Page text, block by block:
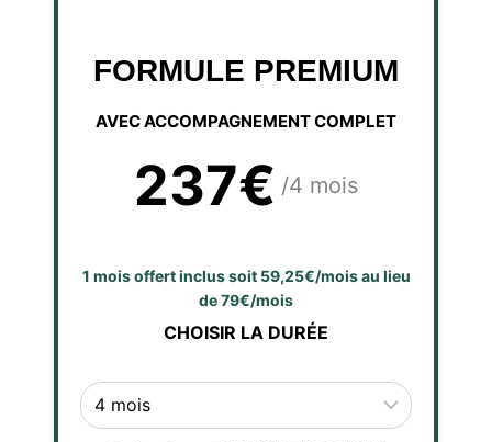
FORMULE PREMIUM
AVEC ACCOMPAGNEMENT COMPLET
237€ /4 mois
1 mois offert inclus soit 59,25€/mois au lieu
de 79€/mois
CHOISIR LA DURÉE